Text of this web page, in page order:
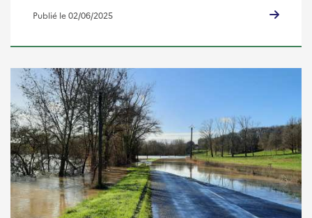
Publié le 02/06/2025